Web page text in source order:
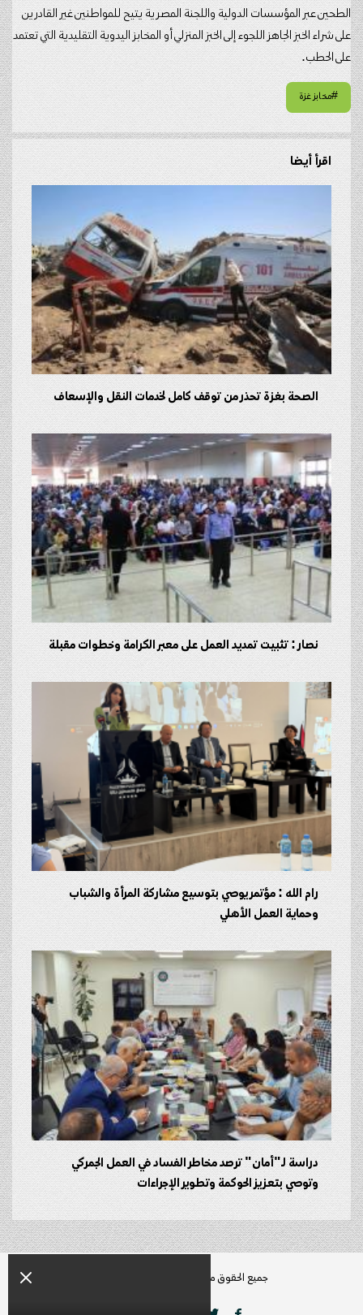
الطحين عبر المؤسسات الدولية واللجنة المصرية يتيح للمواطنين غير القادرين
على شراء الخبز الجاهز اللجوء إلى الخبز المنزلي أو المخابز اليدوية التقليدية التي تعتمد
على الحطب.
#مخابز غزة
اقرأ أيضا
الصحة بغزة تحذر من توقف كامل لخدمات النقل والإسعاف
نصار : تثبيت تمديد العمل على معبر الكرامة وخطوات مقبلة
رام الله : مؤتمر يوصي بتوسيع مشاركة المرأة والشباب
وحماية العمل الأهلي
دراسة لـ"أمان" ترصد مخاطر الفساد في العمل الجمركي
وتوصي بتعزيز الحوكمة وتطوير الإجراءات
جميع الحقوق محفوظة راديو زمن © 2026